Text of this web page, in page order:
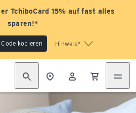
TchiboCard 15% auf fast alles
sparen!*
Code kopieren Hinweis*